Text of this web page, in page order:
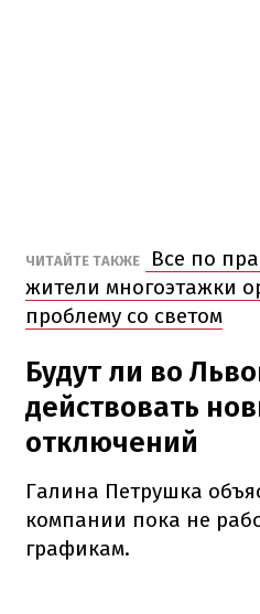
ЧИТАЙТЕ ТАКЖЕ
Все по
жители многоэтажки
проблему со светом
Будут ли во
действовать
отключений
Галина Петрушка
компании пока не
графикам.